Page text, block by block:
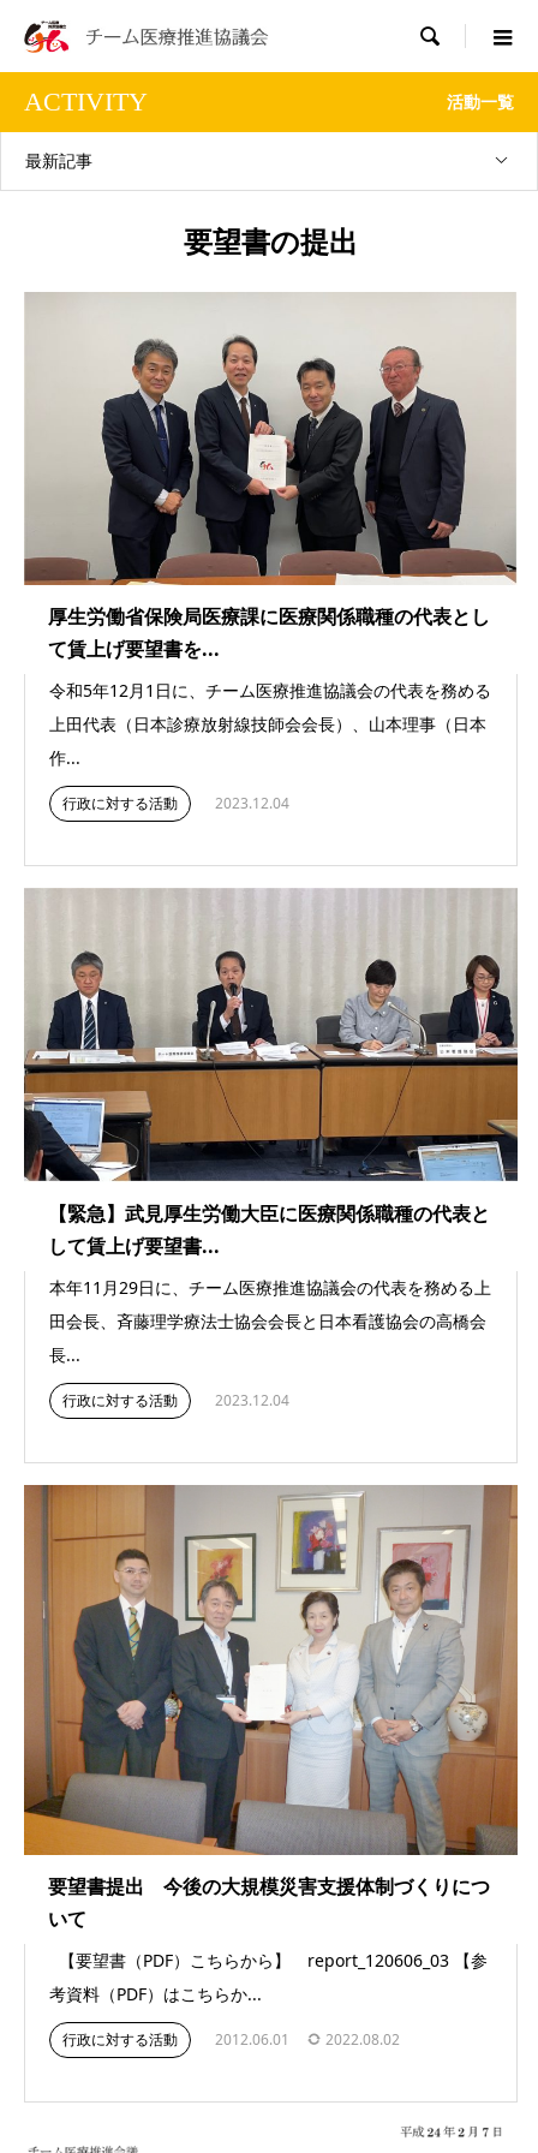

ACTIVITY 活動一覧
最新記事
要望書の提出
厚生労働省保険局医療課に医療関係職種の代表とし
て賃上げ要望書を...
令和5年12月1日に、チーム医療推進協議会の代表を務める
上田代表（日本診療放射線技師会会長）、山本理事（日本
作...
行政に対する活動 2023.12.04
【緊急】武見厚生労働大臣に医療関係職種の代表と
して賃上げ要望書...
本年11月29日に、チーム医療推進協議会の代表を務める上
田会長、斉藤理学療法士協会会長と日本看護協会の高橋会
長...
行政に対する活動 2023.12.04
要望書提出 今後の大規模災害支援体制づくりにつ
いて
【要望書（PDF）こちらから】 report_120606_03 【参
考資料（PDF）はこちらか...
行政に対する活動 2012.06.01 2022.08.02